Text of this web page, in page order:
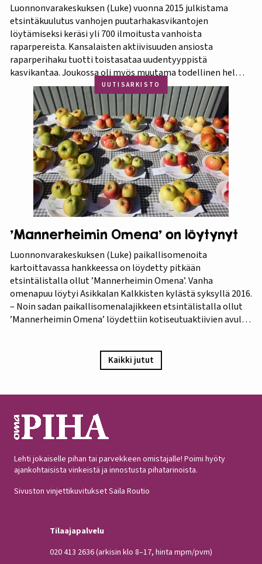
Luonnonvarakeskuksen (Luke) vuonna 2015 julkistama
etsintäkuulutus vanhojen puutarhakasvikantojen
löytämiseksi keräsi yli 700 ilmoitusta vanhoista
raparpereista. Kansalaisten aktiivisuuden ansiosta
raparperihaku tuotti toistasataa uudentyyppistä
kasvikantaa. Joukossa oli myös muutama todellinen helmi.
Koko aineistosta jatkotutkimuksiin pääsi 375 kasvia, joista
60 prosenttia osoittautui vihreä-punavartiseksi Victoria-
lajikkeeksi. Raparperitutkimus dokumentoitiin vaihe
vaiheelta elokuvaksi ”Raparperin kadonneita geenejä
etsimässä”. Elokuvan ensiesitys ja tutkimustulosten
julkistus…
UUTISARKISTO
’Mannerheimin Omena’ on löytynyt
Luonnonvarakeskuksen (Luke) paikallisomenoita
kartoittavassa hankkeessa on löydetty pitkään
etsintälistalla ollut ’Mannerheimin Omena’. Vanha
omenapuu löytyi Asikkalan Kalkkisten kylästä syksyllä 2016.
– Noin sadan paikallisomenalajikkeen etsintälistalla ollut
’Mannerheimin Omena’ löydettiin kotiseutuaktiivien avulla.
vastaa Puutarha-lehden vuosien 1921 ja 1931 kuvauksia,
iloitsee tutkija Maarit Heinonen Lukesta.…
Kaikki jutut
Lehti jokaiselle pihan tai parvekkeen omistajalle! Poimi hyöty
ajankohtaisista vinkeistä ja innostusta pihatarinoista.
Sivuston vinjettikuvitukset Saila Routio
Tilaajapalvelu
020 413 2636(arkisin klo 8–17, hinta mpm/pvm)